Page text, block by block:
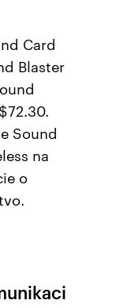
Card
Blaster
Sound
na
o